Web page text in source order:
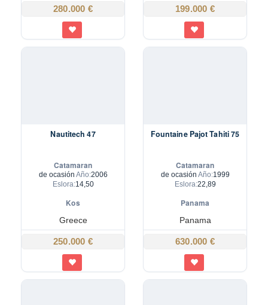
280.000 € 199.000 €
Nautitech 47
Catamaran
de ocasión Año:2006
Eslora:14,50
Kos
Greece
250.000 €
Fountaine Pajot Tahiti 75
Catamaran
de ocasión Año:1999
Eslora:22,89
Panama
Panama
630.000 €